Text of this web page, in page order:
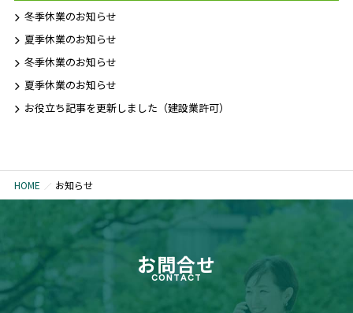
冬季休業のお知らせ
夏季休業のお知らせ
冬季休業のお知らせ
夏季休業のお知らせ
お役立ち記事を更新しました（建設業許可）
HOME お知らせ
お問合せ
CONTACT